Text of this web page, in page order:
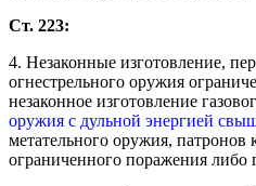
Ст. 223:
4. Незаконные изготовление,
огнестрельного оружия
незаконное изготовление
оружия с дульной энергией
метательного оружия,
ограниченного поражения